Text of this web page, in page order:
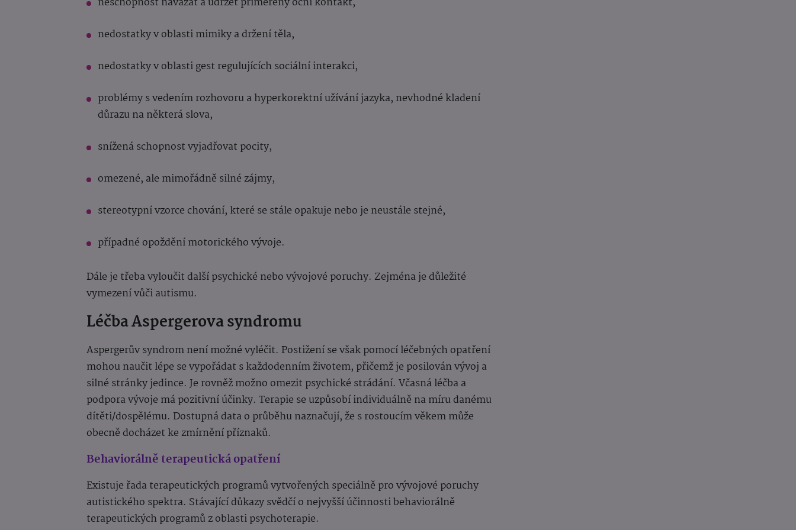
nedostatky v oblasti mimiky a držení těla,
nedostatky v oblasti gest regulujících sociální interakci,
problémy s vedením rozhovoru a hyperkorektní užívání jazyka, nevhodné kladení
důrazu na některá slova,
snížená schopnost vyjadřovat pocity,
omezené, ale mimořádně silné zájmy,
stereotypní vzorce chování, které se stále opakuje nebo je neustále stejné,
případné opoždění motorického vývoje.
Dále je třeba vyloučit další psychické nebo vývojové poruchy. Zejména je důležité
vymezení vůči autismu.
Léčba Aspergerova syndromu
Aspergerův syndrom není možné vyléčit. Postižení se však pomocí léčebných opatření
mohou naučit lépe se vypořádat s každodenním životem, přičemž je posilován vývoj a
silné stránky jedince. Je rovněž možno omezit psychické strádání. Včasná léčba a
podpora vývoje má pozitivní účinky. Terapie se uzpůsobí individuálně na míru danému
dítěti/dospělému. Dostupná data o průběhu naznačují, že s rostoucím věkem může
obecně docházet ke zmírnění příznaků.
Behaviorálně terapeutická opatření
Existuje řada terapeutických programů vytvořených speciálně pro vývojové poruchy
autistického spektra. Stávající důkazy svědčí o nejvyšší účinnosti behaviorálně
terapeutických programů z oblasti psychoterapie.